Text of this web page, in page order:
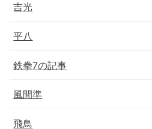
吉光
平八
鉄拳7の記事
風間準
飛鳥